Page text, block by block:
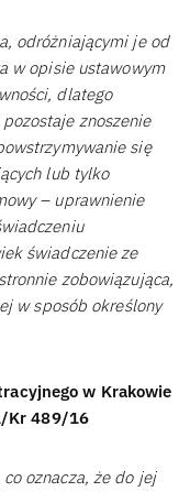
odróżniającymi je od
w opisie ustawowym
dlatego
znoszenie
się
lub tylko
– uprawnienie
świadczenie ze
zobowiązująca,
w sposób określony
w Krakowie
Kr 489/16
oznacza, że do jej